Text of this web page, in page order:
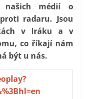
našich médií o
radaru. Jsou
v Iráku a v
co říkají nám
být u nás.